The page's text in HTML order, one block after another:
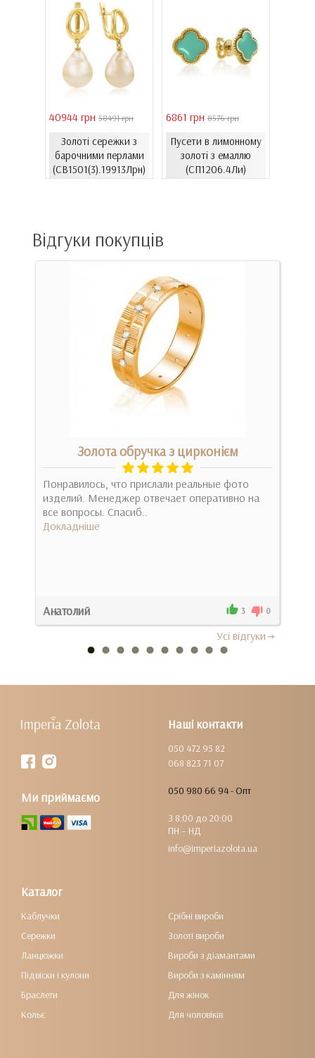
40944 грн 58491 грн
Золоті сережки з
барочними перлами
(СВ1501(3).19913Лрн)
6861 грн 8576 грн
Пусети в лимонному
золоті з емаллю
(СП1206.4Ли)
Відгуки покупців
Золота обручка з цирконієм
Понравилось, что прислали реальные фото
изделий. Менеджер отвечает оперативно на
все вопросы. Спасиб..
Докладніше
Анатолий 3 0
Усi вiдгуки
Наші контакти
050 472 95 82
068 823 71 07
050 980 66 94 - Опт
З 8:00 до 20:00
ПН – НД
info@imperiazolota.ua
Ми приймаємо
Каталог
Каблучки
Сережки
Ланцюжки
Підвіски і кулони
Браслети
Кольє
Срібні вироби
Золоті вироби
Вироби з діамантами
Вироби з камінням
Для жінок
Для чоловіків